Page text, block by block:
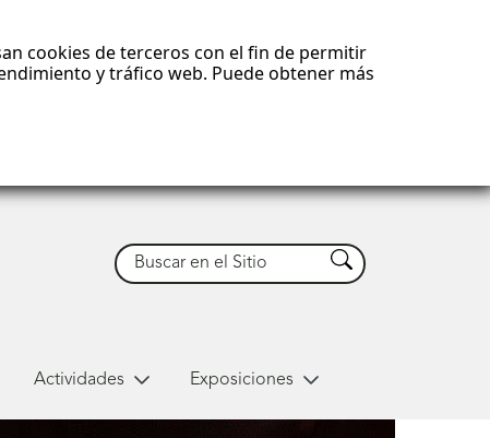
cookies de terceros con el fin de permitir
y tráfico web. Puede obtener más
Buscar Buscar
Actividades Exposiciones